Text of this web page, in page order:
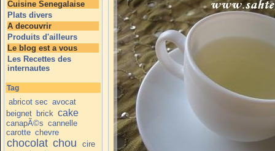
Cuisine Senegalaise
Plats divers
A decouvrir
Produits d'ailleurs
Le blog est a vous
Les Recettes des
internautes
Tag
abricot sec avocat
beignet brick cake
canapÃ©s cannelle
carotte chevre
chocolat chou
cire